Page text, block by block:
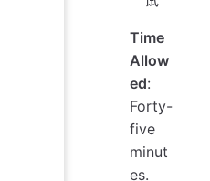
Time
Allow
ed:
Forty-
five
minut
es.